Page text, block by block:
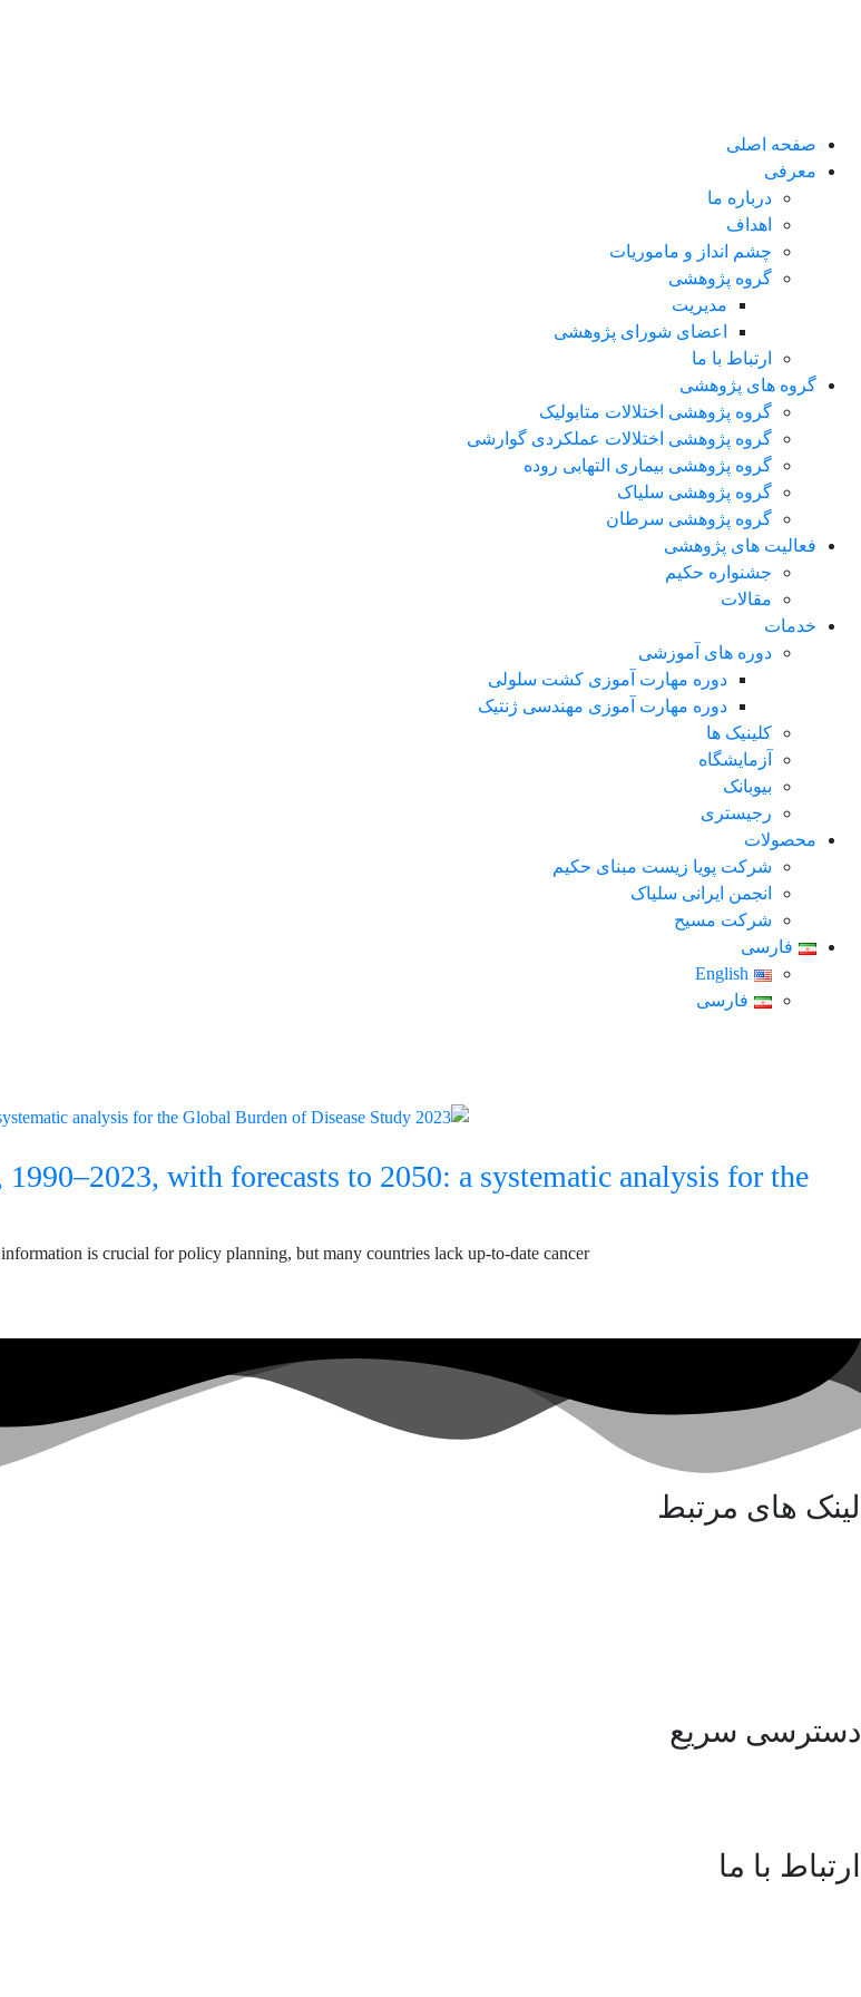
صفحه اصلی
معرفی
درباره ما
اهداف
چشم انداز و ماموریات
گروه پژوهشی
مدیریت
اعضای شورای پژوهشی
ارتباط با ما
گروه های پژوهشی
گروه پژوهشی اختلالات متابولیک
گروه پژوهشی اختلالات عملکردی گوارشی
گروه پژوهشی بیماری التهابی روده
گروه پژوهشی سلیاک
گروه پژوهشی سرطان
فعالیت های پژوهشی
جشنواره حکیم
مقالات
خدمات
دوره های آموزشی
دوره مهارت آموزی کشت سلولی
دوره مهارت آموزی مهندسی ژنتیک
کلینیک ها
آزمایشگاه
بیوبانک
رجیستری
محصولات
شرکت پویا زیست مبنای حکیم
انجمن ایرانی سلیاک
شرکت مسیح
فارسی
English
فارسی
with forecasts to 2050: a systematic analysis for the
is crucial for policy planning, but many countries lack up-to-date cancer
لینک های مرتبط
دسترسی سریع
ارتباط با ما